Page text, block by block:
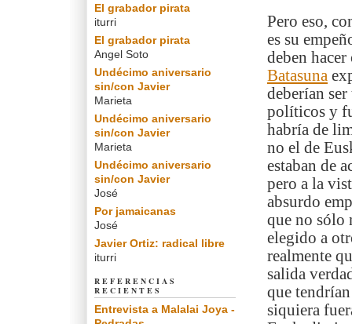
Pero eso,
es su
deben
Batasuna
deberían
políticos y
habría de
no el de
estaban de
pero a la
absurdo
que no sólo
elegido a
realmente
salida
que
siquiera
El grabador pirata
iturri
El grabador pirata
Angel Soto
Undécimo aniversario
sin/con Javier
Marieta
Undécimo aniversario
sin/con Javier
Marieta
Undécimo aniversario
sin/con Javier
José
Por jamaicanas
José
Javier Ortiz: radical libre
iturri
REFERENCIAS
RECIENTES
Entrevista a Malalai Joya -